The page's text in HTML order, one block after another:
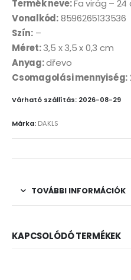
Termék neve:Fa virág –
Vonalkód:8596265133536
Szín:–
Méret:3,5 x 3,5 x 0,3 cm
Anyag:dřevo
Csomagolási mennyiség:
Várható szállítás: 2026-08-29
Márka: DAKLS
TOVÁBBI INFORMÁCIÓK
KAPCSOLÓDÓ TERMÉKEK